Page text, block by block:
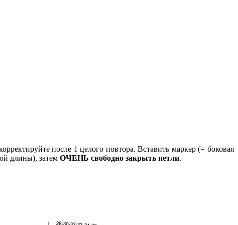
после 1 целого повтора. Вставить маркер (= боковая
длины), затем ОЧЕНЬ свободно закрыть петли.